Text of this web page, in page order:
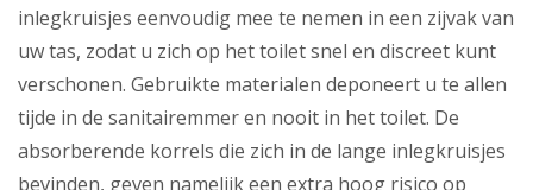
inlegkruisjes eenvoudig mee te nemen in een zijvak van
uw tas, zodat u zich op het toilet snel en discreet kunt
verschonen. Gebruikte materialen deponeert u te allen
tijde in de sanitairemmer en nooit in het toilet. De
absorberende korrels die zich in de lange inlegkruisjes
bevinden, geven namelijk een extra hoog risico op